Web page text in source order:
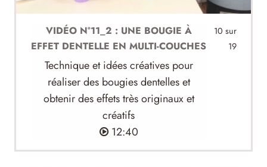
10 sur
19
VIDÉO N°11_2 : UNE BOUGIE À
EFFET DENTELLE EN MULTI-COUCHES
Technique et idées créatives pour
réaliser des bougies dentelles et
obtenir des effets très originaux et
créatifs
12:40